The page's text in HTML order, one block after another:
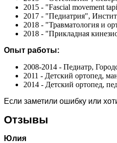
2015 - "Fascial movement
2017 - "Педиатрия",
2018 - "Травматология и
2018 - "Прикладная
Опыт работы:
2008-2014 - Педиатр,
2011 - Детский ортопед,
2014 - Детский ортопед,
Если заметили ошибку или
Отзывы
Юлия